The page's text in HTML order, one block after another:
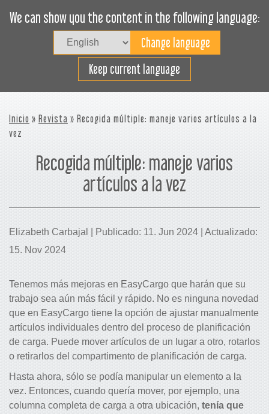
We can show you the content in the following language:
Keep current language
Cargue efectivamente
Inicio » Revista » Recogida múltiple: maneje varios artículos a la
vez
Recogida múltiple: maneje varios
artículos a la vez
Elizabeth Carbajal | Publicado: 11. Jun 2024 | Actualizado:
15. Nov 2024
Tenemos más mejoras en EasyCargo que harán que su
trabajo sea aún más fácil y rápido. No es ninguna novedad
que en EasyCargo tiene la opción de ajustar manualmente
artículos individuales dentro del proceso de planificación
de carga. Puede mover artículos de un lugar a otro, rotarlos
o retirarlos del compartimento de planificación de carga.
Hasta ahora, sólo se podía manipular un elemento a la
vez. Entonces, cuando quería mover, por ejemplo, una
columna completa de carga a otra ubicación, tenía que